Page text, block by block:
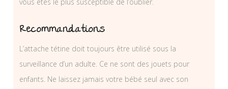
Recommandations
L’attache tétine doit toujours être utilisé sous la
surveillance d’un adulte. Ce ne sont des jouets pour
enfants. Ne laissez jamais votre bébé seul avec son